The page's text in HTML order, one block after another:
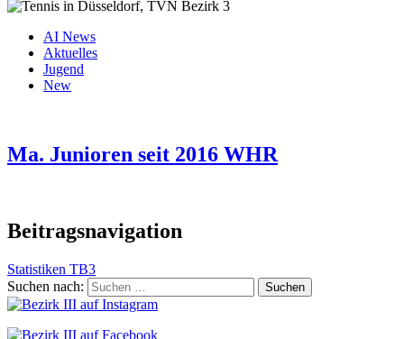
AI News
Aktuelles
Jugend
New
Ma. Junioren seit 2016 WHR
Beitragsnavigation
Statistiken TB3
Suchen nach: